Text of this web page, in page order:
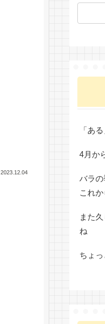
2023.12.04
「あ
4月か
バラ
これ
また
ね
ちょっ